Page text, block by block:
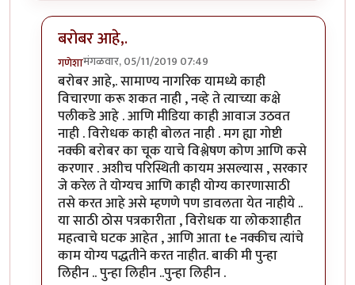
बरोबर आहे,.
गणेशामंगळवार, 05/11/2019 07:49
In reply toबेकायदा पाळत ठेवली असेल तर
बरोबर आहे,. सामाण्य नागरिक यामध्ये काही
विचारणा करू शकत नाही , नव्हे ते त्याच्या कक्षे
पलीकडे आहे . आणि मीडिया काही आवाज उठवत
नाही . विरोधक काही बोलत नाही . मग ह्या गोष्टी
नक्की बरोबर का चूक याचे विश्लेषण कोण आणि कसे
करणार . अशीच परिस्थिती कायम असल्यास , सरकार
जे करेल ते योग्यच आणि काही योग्य कारणासाठी
तसे करत आहे असे म्हणणे पण डावलता येत नाहीये ..
या साठी ठोस पत्रकारीता , विरोधक या लोकशाहीत
महत्वाचे घटक आहेत , आणि आता te नक्कीच त्यांचे
काम योग्य पद्धतीने करत नाहीत. बाकी मी पुन्हा
लिहीन .. पुन्हा लिहीन ..पुन्हा लिहीन .